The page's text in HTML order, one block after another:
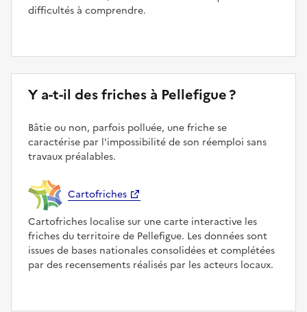
difficultés à comprendre.
Y a-t-il des friches à Pellefigue ?
Bâtie ou non, parfois polluée, une friche se
caractérise par l'impossibilité de son réemploi sans
travaux préalables.
Cartofriches
Cartofriches localise sur une carte interactive les
friches du territoire de Pellefigue. Les données sont
issues de bases nationales consolidées et complétées
par des recensements réalisés par les acteurs locaux.